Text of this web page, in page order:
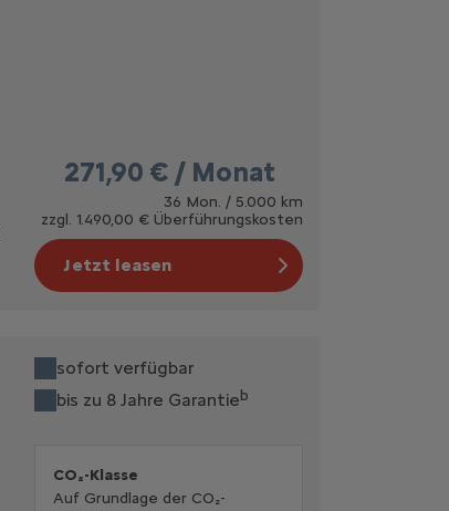
271,90 € / Monat
36 Mon. / 5.000 km
zzgl. 1.490,00 € Überführungskosten
Jetzt leasen
sofort verfügbar
bis zu 8 Jahre Garantieb
CO₂-Klasse
Auf Grundlage der CO₂-